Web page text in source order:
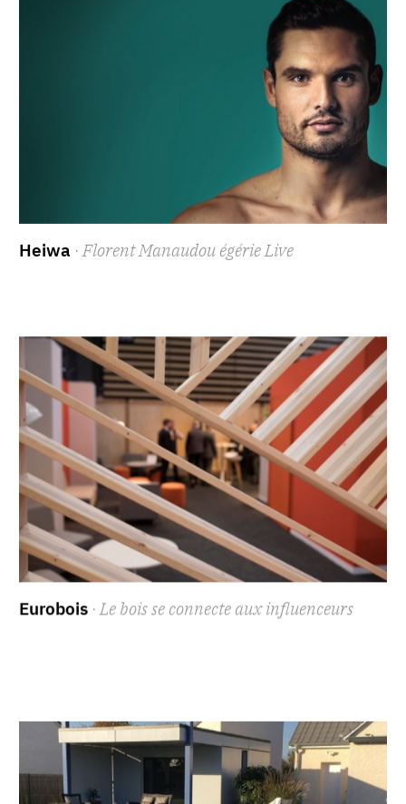
Heiwa · Florent Manaudou égérie Live
Eurobois · Le bois se connecte aux influenceurs